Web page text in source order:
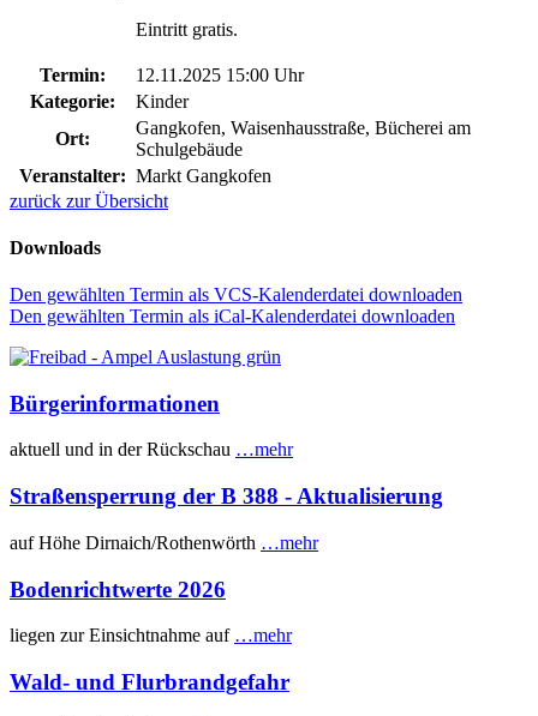
Eintritt gratis.
Termin:
12.11.2025 15:00 Uhr
Kategorie:
Kinder
Ort:
Gangkofen, Waisenhausstraße, Bücherei am
Schulgebäude
Veranstalter: Markt Gangkofen
zurück zur Übersicht
Downloads
Den gewählten Termin als VCS-Kalenderdatei downloaden
Den gewählten Termin als iCal-Kalenderdatei downloaden
Bürgerinformationen
aktuell und in der Rückschau …mehr
Straßensperrung der B 388 - Aktualisierung
auf Höhe Dirnaich/Rothenwörth …mehr
Bodenrichtwerte 2026
liegen zur Einsichtnahme auf …mehr
Wald- und Flurbrandgefahr